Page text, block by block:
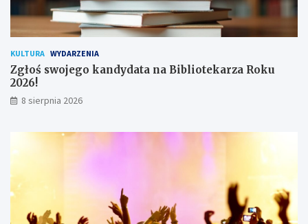
n
i
ó
w
KULTURA WYDARZENIA
Zgłoś swojego kandydata na Bibliotekarza Roku
2026!
8 sierpnia 2026